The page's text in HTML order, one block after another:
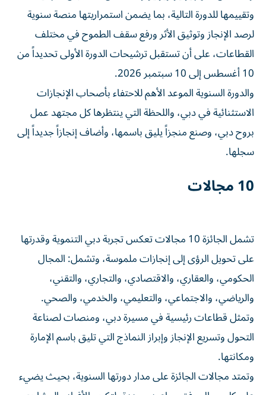
وتقييمها للدورة التالية، بما يضمن استمراريتها منصة سنوية
لرصد الإنجاز وتوثيق الأثر ورفع سقف الطموح في مختلف
القطاعات، على أن تستقبل ترشيحات الدورة الأولى تحديداً من
10 أغسطس إلى 10 سبتمبر 2026.
والدورة السنوية الموعد الأهم للاحتفاء بأصحاب الإنجازات
الاستثنائية في دبي، واللحظة التي ينتظرها كل مجتهد عمل
بروح دبي، وصنع منجزاً يليق باسمها، وأضاف إنجازاً جديداً إلى
سجلها.
10 مجالات
تشمل الجائزة 10 مجالات تعكس تجربة دبي التنموية وقدرتها
على تحويل الرؤى إلى إنجازات ملموسة، وتشمل: المجال
الحكومي، والعقاري، والاقتصادي، والتجاري، والتقني،
والرياضي، والاجتماعي، والتعليمي، والخدمي، والصحي.
وتمثل قطاعات رئيسية في مسيرة دبي، ومنصات لصناعة
التحول وتسريع الإنجاز وإبراز النماذج التي تليق باسم الإمارة
ومكانتها.
وتمتد مجالات الجائزة على مدار دورتها السنوية، بحيث يضيء